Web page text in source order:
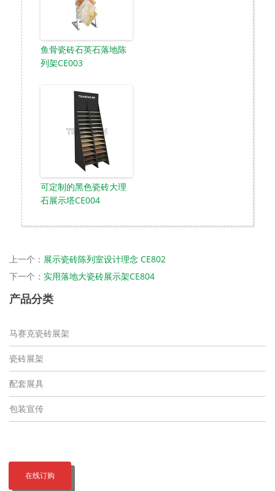
鱼骨瓷砖石英石落地陈
列架CE003
可定制的黑色瓷砖大理
石展示塔CE004
上一个： 展示瓷砖陈列室设计理念 CE802
下一个： 实用落地大瓷砖展示架CE804
产品分类
马赛克瓷砖展架
瓷砖展架
配套展具
包装宣传
在线订购